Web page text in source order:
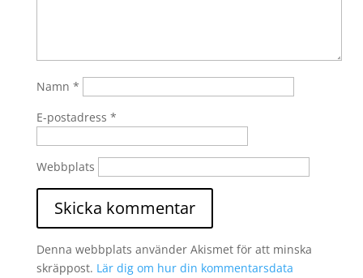
Namn *
E-postadress *
Webbplats
Denna webbplats använder Akismet för att minska
skräppost. Lär dig om hur din kommentarsdata